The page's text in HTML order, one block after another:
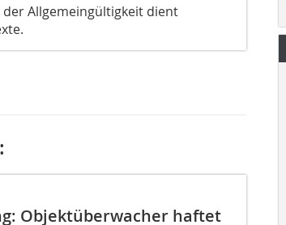
Allgemeingültigkeit dient
Objektüberwacher haftet